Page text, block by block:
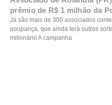
prêmio de R$ 1 milhão da
Já são mais de 300 associados
poupança, que ainda terá outros
milionário A campanha